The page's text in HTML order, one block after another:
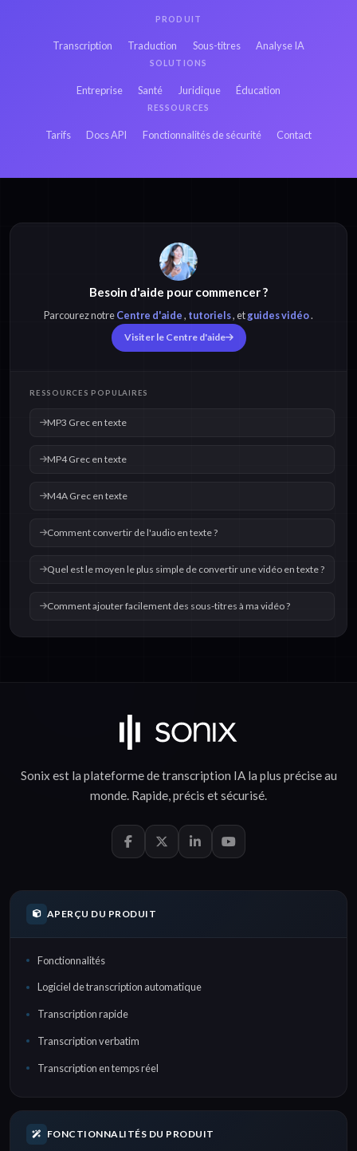
texte
MUS Russe en texte
M4A Grec en texte OPUS Grec en texte
PRODUIT
Transcription Traduction Sous-titres Analyse IA
SOLUTIONS
Entreprise Santé Juridique Éducation
RESSOURCES
Tarifs Docs API Fonctionnalités de sécurité Contact
Besoin d'aide pour commencer ?
Parcourez notreCentre d'aide, tutoriels, etguides vidéo.
Visiter le Centre d'aide
RESSOURCES POPULAIRES
MP3 Grec en texte
MP4 Grec en texte
M4A Grec en texte
Comment convertir de l'audio en texte ?
Quel est le moyen le plus simple de convertir une vidéo en texte ?
Comment ajouter facilement des sous-titres à ma vidéo ?
Sonix est la plateforme detranscription IAla plus précise au
monde. Rapide,précis etsécurisé.
APERÇU DU PRODUIT
Fonctionnalités
Logiciel de transcription automatique
Transcription rapide
Transcription verbatim
Transcription en temps réel
FONCTIONNALITÉS DU PRODUIT